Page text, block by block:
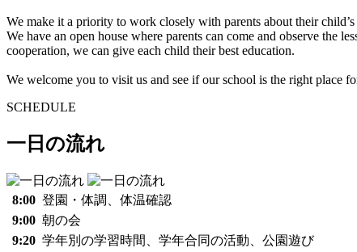
We make it a priority to work closely with parents about their
We have an open house where parents can come and observe the
cooperation, we can give each child their best education.
We welcome you to visit us and see if our school is the right place
SCHEDULE
一日の流れ
8:00 登園・体調、体温確認
9:00 朝の会
9:20 学年別の学習時間、学年合同の活動、公園遊び